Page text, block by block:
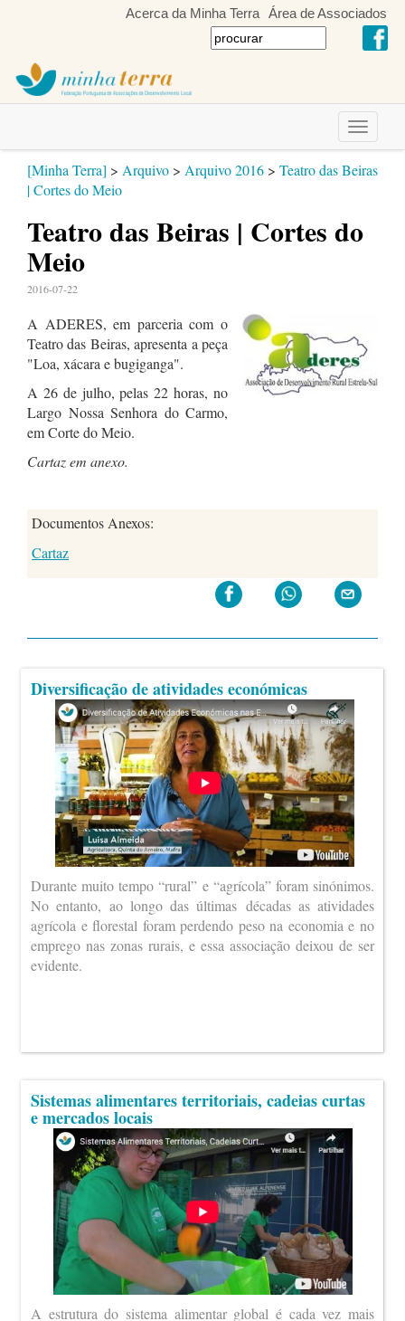
Acerca da Minha Terra Área de Associados
Toggle
[Minha Terra] > Arquivo > Arquivo 2016 > Teatro das Beiras
| Cortes do Meio
Teatro das Beiras | Cortes do
Meio
2016-07-22
A ADERES, em parceria com o
Teatro das Beiras, apresenta a peça
"Loa, xácara e bugiganga".
A 26 de julho, pelas 22 horas, no
Largo Nossa Senhora do Carmo,
em Corte do Meio.
Cartaz em anexo.
Documentos Anexos:
Cartaz
Diversificação de atividades económicas
Durante muito tempo “rural” e “agrícola” foram sinónimos.
No entanto, ao longo das últimas décadas as atividades
agrícola e florestal foram perdendo peso na economia e no
emprego nas zonas rurais, e essa associação deixou de ser
evidente.
Sistemas alimentares territoriais, cadeias curtas
e mercados locais
A estrutura do sistema alimentar global é cada vez mais